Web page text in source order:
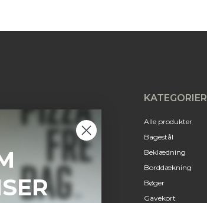
KATEGORIER
Alle produkter
Bagestål
Beklædning
Borddækning
Bøger
Gavekort